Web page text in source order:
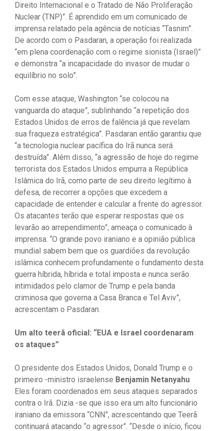
Direito Internacional e o Tratado de Não Proliferação
Nuclear (TNP)”. É aprendido em um comunicado de
imprensa relatado pela agência de notícias “Tasnim”.
De acordo com o Pasdaran, a operação foi realizada
“em plena coordenação com o regime sionista (Israel)”
e demonstra “a incapacidade do invasor de mudar o
equilíbrio no solo”.
Com esse ataque, Washington “se colocou na
vanguarda do ataque”, sublinhando “a repetição dos
Estados Unidos de erros de falência já que revelam
sua fraqueza estratégica”. Pasdaran então garantiu que
“a tecnologia nuclear pacífica do Irã nunca será
destruída”. Além disso, “a agressão de hoje do regime
terrorista dos Estados Unidos empurra a República
Islâmica do Irã, como parte de seu direito legítimo à
defesa, de recorrer a opções que excedem a
capacidade de entender e calcular a frente do agressor.
Os atacantes terão que esperar respostas que os
levarão ao arrependimento”, ameaça o comunicado à
imprensa. “O grande povo iraniano e a opinião pública
mundial sabem bem que os guardiões da revolução
islâmica conhecem profundamente o fundamento desta
guerra híbrida, híbrida e total imposta e nunca serão
intimidados pelo clamor de Trump e pela banda
criminosa que governa a Casa Branca e Tel Aviv”,
acrescentam o Pasdaran.
Um alto teerã oficial : “EUA e Israel coordenaram
os ataques”
O presidente dos Estados Unidos, Donald Trump e o
primeiro -ministro israelense Benjamin Netanyahu
Eles foram coordenados em seus ataques separados
contra o Irã. Dizia -se que isso era um alto funcionário
iraniano da emissora “CNN”, acrescentando que Teerã
continuará atacando “o agressor”. “Desde o início, ficou